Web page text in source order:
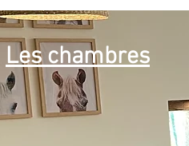
Les chambres